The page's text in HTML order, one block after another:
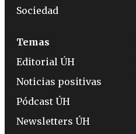
Sociedad
Temas
Editorial ÚH
Noticias positivas
Pódcast ÚH
Newsletters ÚH